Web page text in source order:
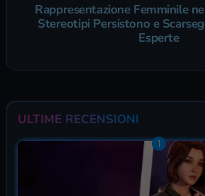
Rappresentazione Femminile
Stereotipi Persistono e
Esperte
ULTIME RECENSIONI